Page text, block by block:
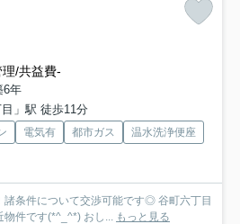
理/共益費-
6年
」駅 徒歩11分
電気有 都市ガス
温水洗浄便座
諸条件について交渉可能です◎ 谷町六丁目
件です(*^_^*) おし...
もっと見る